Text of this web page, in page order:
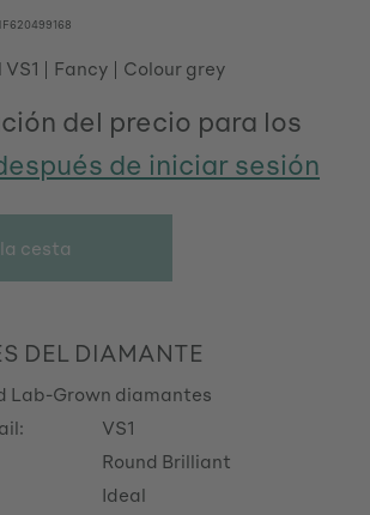
Fancy Colour grey
del precio para los
de iniciar sesión
cesta
DEL DIAMANTE
Lab-Grown diamantes
VS1
Round Brilliant
Ideal